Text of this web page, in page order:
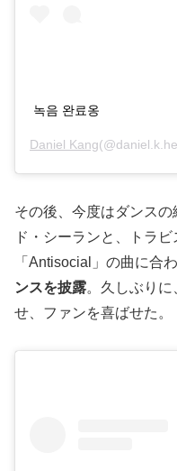
녹음 완료옹
Daniel Kang
その後、今度はダンス
ド・シーランと、トラ
「Antisocial」の曲に合わ
ンスを披露。久しぶり
せ、ファンを喜ばせた。